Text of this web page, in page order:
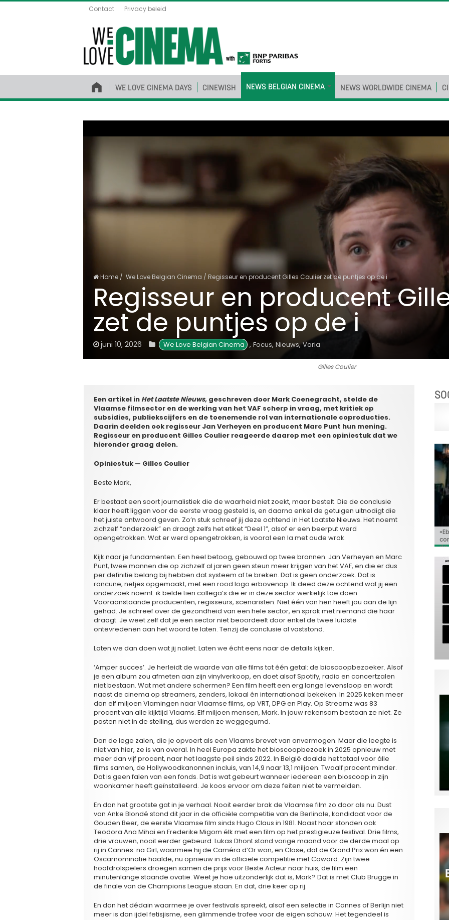
Contact Privacy beleid
WE LOVE CINEMA DAYS CINEWISH NEWS BELGIAN CINEMA NEWS WORLDWIDE CINEMA
Home / We Love Belgian Cinema / Regisseur en producent Gilles Coulier zet de puntjes op de i
Regisseur en producent
zet de puntjes op de i
juni 10, 2026 We Love Belgian Cinema , Focus, Nieuws,Varia
Gilles Coulier
Een artikel in Het Laatste Nieuws, geschreven door Mark Coenegracht, stelde de
Vlaamse filmsector en de werking van het VAF scherp in vraag, met kritiek op
subsidies, publiekscijfers en de toenemende rol van internationale coproducties.
Daarin deelden ook regisseur Jan Verheyen en producent Marc Punt hun mening.
Regisseur en producent Gilles Coulier reageerde daarop met een opiniestuk dat we
hieronder graag delen.
Opiniestuk — Gilles Coulier
Beste Mark,
Er bestaat een soort journalistiek die de waarheid niet zoekt, maar bestelt. Die de conclusie
klaar heeft liggen voor de eerste vraag gesteld is, en daarna enkel de getuigen uitnodigt die
het juiste antwoord geven. Zo’n stuk schreef jij deze ochtend in Het Laatste Nieuws. Het noemt
zichzelf “onderzoek” en draagt zelfs het etiket “Deel 1”, alsof er een beerput werd
opengetrokken. Wat er werd opengetrokken, is vooral een la met oude wrok.
Kijk naar je fundamenten. Een heel betoog, gebouwd op twee bronnen. Jan Verheyen en Marc
Punt, twee mannen die op zichzelf al jaren geen steun meer krijgen van het VAF, en die er dus
per definitie belang bij hebben dat systeem af te breken. Dat is geen onderzoek. Dat is
rancune, netjes opgemaakt, met een rood logo erbovenop. Ik deed deze ochtend wat jij een
onderzoek noemt: ik belde tien collega’s die er in deze sector werkelijk toe doen.
Vooraanstaande producenten, regisseurs, scenaristen. Niet één van hen heeft jou aan de lijn
gehad. Je schreef over de gezondheid van een hele sector, en sprak met niemand die haar
draagt. Je weet zelf dat je een sector niet beoordeelt door enkel de twee luidste
ontevredenen aan het woord te laten. Tenzij de conclusie al vaststond.
Laten we dan doen wat jij naliet. Laten we écht eens naar de details kijken.
‘Amper succes’. Je herleidt de waarde van alle films tot één getal: de bioscoopbezoeker. Alsof
je een album zou afmeten aan zijn vinylverkoop, en doet alsof Spotify, radio en concertzalen
niet bestaan. Wat met andere schermen? Een film heeft een erg lange levensloop en wordt
naast de cinema op streamers, zenders, lokaal én internationaal bekeken. In 2025 keken meer
dan elf miljoen Vlamingen naar Vlaamse films, op VRT, DPG en Play. Op Streamz was 83
procent van alle kijktijd Vlaams. Elf miljoen mensen, Mark. In jouw rekensom bestaan ze niet. Ze
pasten niet in de stelling, dus werden ze weggegumd.
Dan de lege zalen, die je opvoert als een Vlaams brevet van onvermogen. Maar die leegte is
niet van hier, ze is van overal. In heel Europa zakte het bioscoopbezoek in 2025 opnieuw met
meer dan vijf procent, naar het laagste peil sinds 2022. In België daalde het totaal voor álle
films samen, de Hollywoodkanonnen incluis, van 14,9 naar 13,1 miljoen. Twaalf procent minder.
Dat is geen falen van een fonds. Dat is wat gebeurt wanneer iedereen een bioscoop in zijn
woonkamer heeft geïnstalleerd. Je koos ervoor om deze feiten niet te vermelden.
En dan het grootste gat in je verhaal. Nooit eerder brak de Vlaamse film zo door als nu. Dust
van Anke Blondé stond dit jaar in de officiële competitie van de Berlinale, kandidaat voor de
Gouden Beer, de eerste Vlaamse film sinds Hugo Claus in 1981. Naast haar stonden ook
Teodora Ana Mihai en Frederike Migom élk met een film op het prestigieuze festival. Drie films,
drie vrouwen, nooit eerder gebeurd. Lukas Dhont stond vorige maand voor de derde maal op
rij in Cannes: na Girl, waarmee hij de Caméra d’Or won, en Close, dat de Grand Prix won én een
Oscarnominatie haalde, nu opnieuw in de officiële competitie met Coward. Zijn twee
hoofdrolspelers droegen samen de prijs voor Beste Acteur naar huis, de film een
minutenlange staande ovatie. Weet je hoe uitzonderlijk dat is, Mark? Dat is met Club Brugge in
de finale van de Champions League staan. En dat, drie keer op rij.
En dan het dédain waarmee je over festivals spreekt, alsof een selectie in Cannes of Berlijn niet
meer is dan ijdel fetisjisme, een glimmende trofee voor de eigen schouw. Het tegendeel is
de